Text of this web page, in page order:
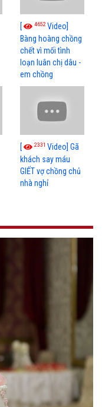
[ 4652Video]
Bàng hoàng chồng
chết vì mối tình
loạn luân chị dâu -
em chồng
[ 2331 Video] Gã
khách say máu
GIẾT vợ chồng chủ
nhà nghỉ